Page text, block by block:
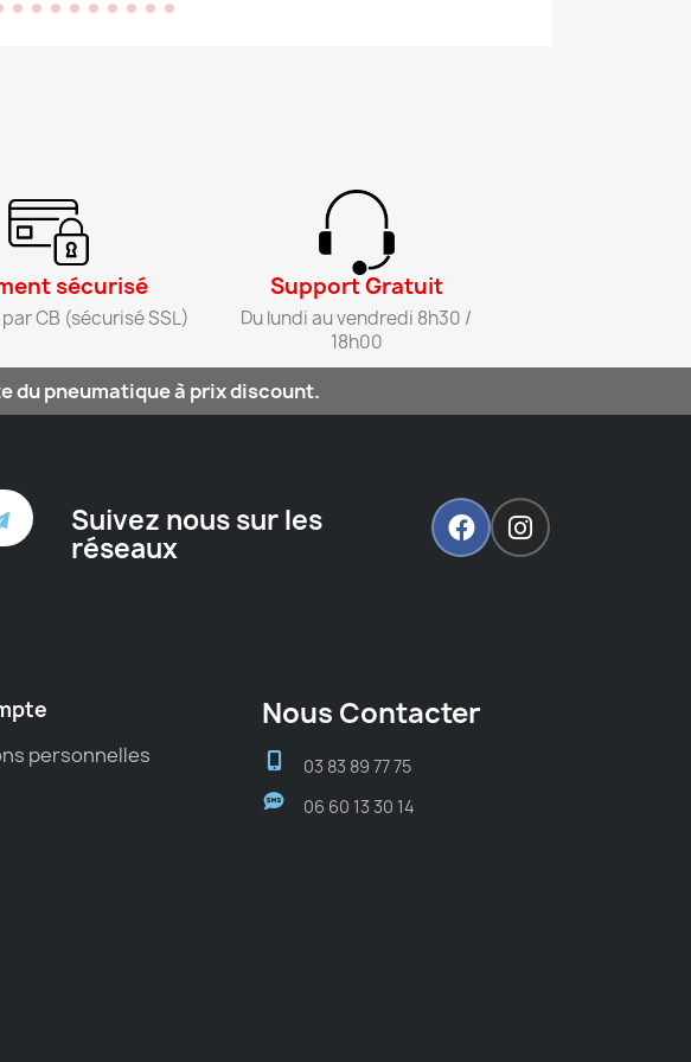
sécurisé​
CB (sécurisé SSL)​
Support Gratuit​
Du lundi au vendredi 8h30 /
18h00​
du pneumatique à prix discount.
Suivez nous sur les
réseaux
personnelles
Nous Contacter
03 83 89 77 75
06 60 13 30 14